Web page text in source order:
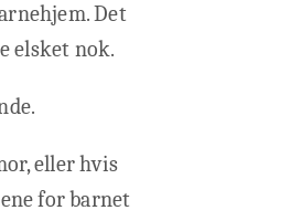
Det
elsket nok.
eller hvis
for barnet